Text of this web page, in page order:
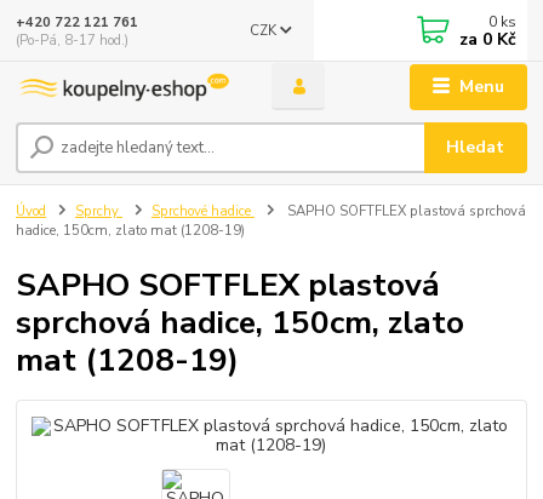
Menu
CZK
Hledat
+420 722 121 761
(Po-Pá, 8-17 hod.)
0 ks
za 0 Kč
Úvod Sprchy Sprchové hadice
SAPHO SOFTFLEX plastová sprchová
hadice, 150cm, zlato mat (1208-19)
SAPHO SOFTFLEX plastová
sprchová hadice, 150cm, zlato
mat (1208-19)